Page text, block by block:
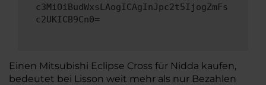
c3MiOiBudWxsLAogICAgInJpc2t5IjogZmFs
c2UKICB9Cn0=
Einen Mitsubishi Eclipse Cross für Nidda kaufen,
bedeutet bei Lisson weit mehr als nur Bezahlen